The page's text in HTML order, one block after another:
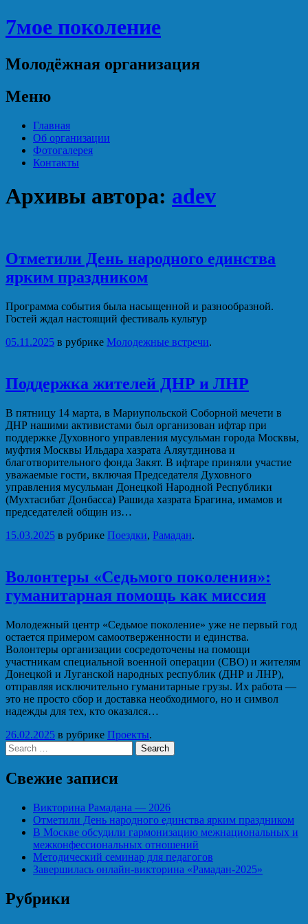
7мое поколение
Молодёжная организация
Меню
Перейти
содержимому
Главная
Об организации
Фотогалерея
Контакты
Архивы автора: adev
Отметили День народного единства
ярким праздником
Программа события была насыщенной и разнообразной.
Гостей ждал настоящий фестиваль культур
05.11.2025 в рубрике Молодежные встречи.
Поддержка жителей ДНР и ЛНР
В пятницу 14 марта, в Мариупольской Соборной мечети в
ДНР нашими активистами был организован ифтар при
поддержке Духовного управления мусульман города Москвы,
муфтия Москвы Ильдара хазрата Аляутдинова и
благотворительного фонда Закят. В ифтаре приняли участие
уважаемые гости, включая Председателя Духовного
управления мусульман Донецкой Народной Республики
(Мухтасибат Донбасса) Рашида хазрата Брагина, имамов и
председателей общин из…
15.03.2025 в рубрике Поездки, Рамадан.
Волонтеры «Седьмого поколения»:
гуманитарная помощь как миссия
Молодежный центр «Седьмое поколение» уже не первый год
остается примером самоотверженности и единства.
Волонтеры организации сосредоточены на помощи
участникам специальной военной операции (СВО) и жителям
Донецкой и Луганской народных республик (ДНР и ЛНР),
отправляя исключительно гуманитарные грузы. Их работа —
это не просто сбор и доставка необходимого, но и символ
надежды для тех, кто оказался…
26.02.2025 в рубрике Проекты.
Search
Свежие записи
Викторина Рамадана — 2026
Отметили День народного единства ярким праздником
В Москве обсудили гармонизацию межнациональных и
межконфессиональных отношений
Методический семинар для педагогов
Завершилась онлайн-викторина «Рамадан-2025»
Рубрики